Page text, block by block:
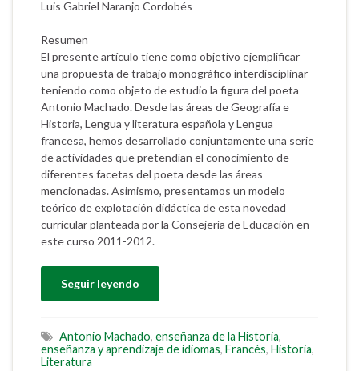
Luis Gabriel Naranjo Cordobés
Resumen
El presente artículo tiene como objetivo ejemplificar
una propuesta de trabajo monográfico interdisciplinar
teniendo como objeto de estudio la figura del poeta
Antonio Machado. Desde las áreas de Geografía e
Historia, Lengua y literatura española y Lengua
francesa, hemos desarrollado conjuntamente una serie
de actividades que pretendían el conocimiento de
diferentes facetas del poeta desde las áreas
mencionadas. Asimismo, presentamos un modelo
teórico de explotación didáctica de esta novedad
curricular planteada por la Consejería de Educación en
este curso 2011-2012.
Seguir leyendo
Antonio Machado, enseñanza de la Historia,
enseñanza y aprendizaje de idiomas, Francés, Historia,
Literatura